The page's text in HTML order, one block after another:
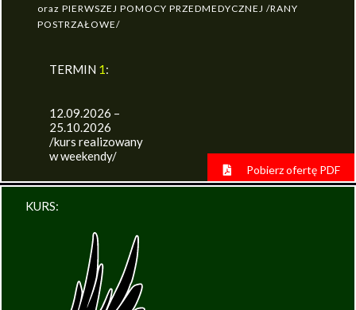
oraz PIERWSZEJ POMOCY PRZEDMEDYCZNEJ /RANY
POSTRZAŁOWE/
TERMIN 1:
12.09.2026 –
25.10.2026
/kurs realizowany
w weekendy/
Pobierz ofertę PDF
KURS: